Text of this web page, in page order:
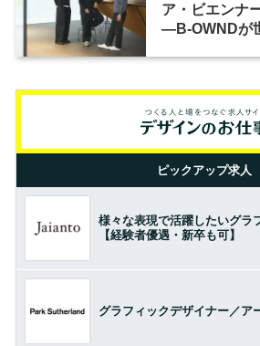
ア・ビエンナ
―B-OWNDが
ピックアップ求人
様々な表現で活躍したいグラ
【経験者優遇・新卒も可】
グラフィックデザイナー／ア